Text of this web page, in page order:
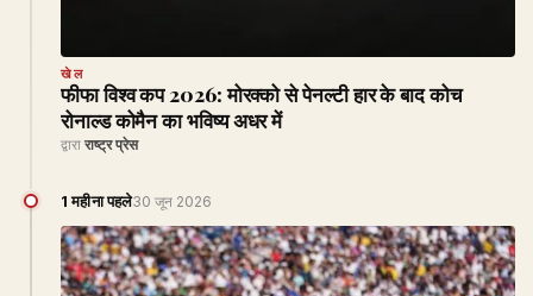
खेल
फीफा विश्व कप 2026: मोरक्को से पेनल्टी हार के बाद कोच
रोनाल्ड कोमैन का भविष्य अधर में
द्वारा राष्ट्र प्रेस
1 महीना पहले30 जून 2026